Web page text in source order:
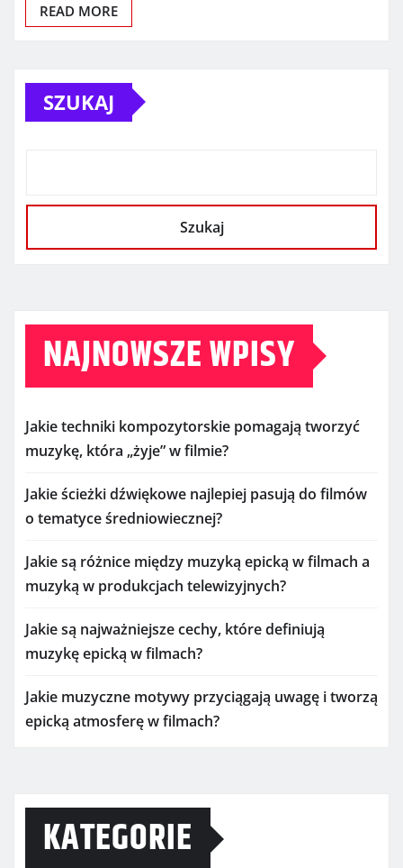
READ MORE
SZUKAJ
Szukaj
NAJNOWSZE WPISY
Jakie techniki kompozytorskie pomagają tworzyć
muzykę, która „żyje” w filmie?
Jakie ścieżki dźwiękowe najlepiej pasują do filmów
o tematyce średniowiecznej?
Jakie są różnice między muzyką epicką w filmach a
muzyką w produkcjach telewizyjnych?
Jakie są najważniejsze cechy, które definiują
muzykę epicką w filmach?
Jakie muzyczne motywy przyciągają uwagę i tworzą
epicką atmosferę w filmach?
KATEGORIE